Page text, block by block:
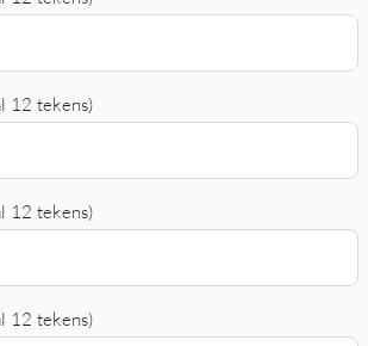
12 tekens)
12 tekens)
12 tekens)